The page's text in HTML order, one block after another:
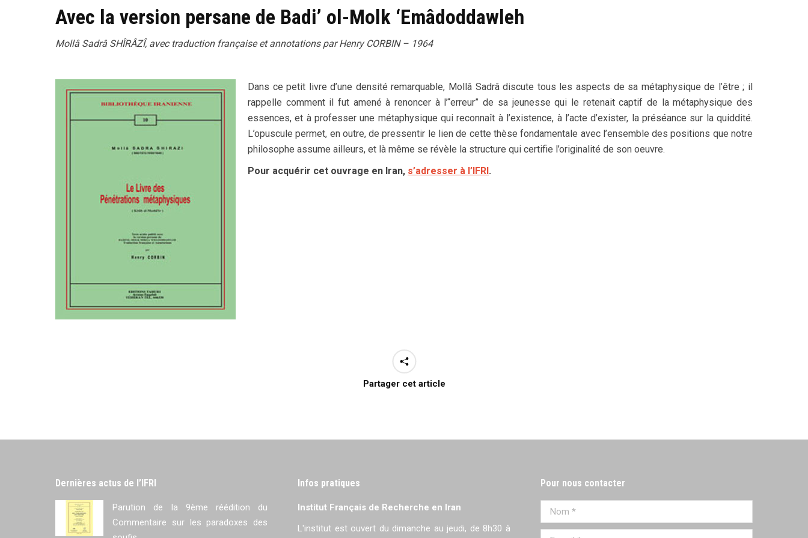
Avec la version persane de Badi’ ol-Molk ‘Emâdoddawleh
Mollâ Sadrâ SHÎRÂZÎ, avec traduction française et annotations par Henry CORBIN – 1964
Dans ce petit livre d’une densité remarquable, Mollâ Sadrâ discute tous les aspects de sa métaphysique de l’être ; il
rappelle comment il fut amené à renoncer à l’“erreur” de sa jeunesse qui le retenait captif de la métaphysique des
essences, et à professer une métaphysique qui reconnaît à l’existence, à l’acte d’exister, la préséance sur la quiddité.
L’opuscule permet, en outre, de pressentir le lien de cette thèse fondamentale avec l’ensemble des positions que notre
philosophe assume ailleurs, et là même se révèle la structure qui certifie l’originalité de son oeuvre.
Pour acquérir cet ouvrage en Iran, s’adresser à l’IFRI.
Partager cet article
Dernières actus de l’IFRI
Parution de la 9ème réédition du
Commentaire sur les paradoxes des
Infos pratiques
Institut Français de Recherche en Iran
L'institut est ouvert du dimanche au jeudi, de 8h30 à
Pour nous contacter
Nom *